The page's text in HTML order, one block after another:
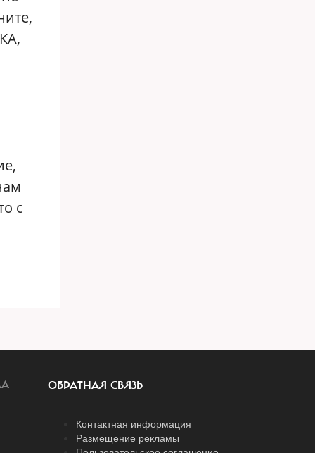
с
ОБРАТНАЯ СВЯЗЬ
Контактная информация
Размещение рекламы